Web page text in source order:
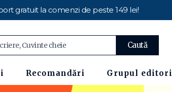
gratuit la comenzi de peste 149 lei!
Caută
Recomandări Grupul